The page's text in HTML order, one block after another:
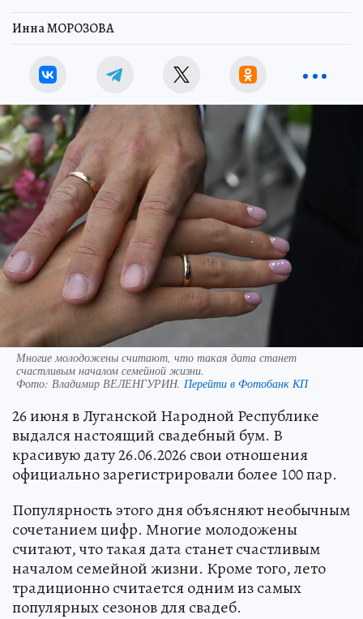
Инна МОРОЗОВА
Многие молодожены считают, что такая дата станет
счастливым началом семейной жизни.
Фото: Владимир ВЕЛЕНГУРИН. Перейти в Фотобанк КП
26 июня в Луганской Народной Республике
выдался настоящий свадебный бум. В
красивую дату 26.06.2026 свои отношения
официально зарегистрировали более 100 пар.
Популярность этого дня объясняют необычным
сочетанием цифр. Многие молодожены
считают, что такая дата станет счастливым
началом семейной жизни. Кроме того, лето
традиционно считается одним из самых
популярных сезонов для свадеб.